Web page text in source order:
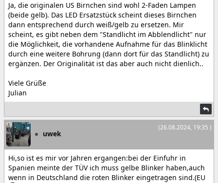
Ja, die originalen US Birnchen sind wohl 2-Faden Lampen
(beide gelb). Das LED Ersatzstück scheint dieses Birnchen
dann entsprechend durch weiß/gelb zu ersetzen. Mir
scheint, es gibt neben dem "Standlicht im Abblendlicht" nur
die Möglichkeit, die vorhandene Aufnahme für das Blinklicht
durch eine weitere Bohrung (dann dort für das Standlicht) zu
ergänzen. Der Originalität ist das aber auch nicht dienlich..
Viele Grüße
Julian
(26.08.2024, 19:35 )
uwek
Hi,so ist es mir vor Jahren ergangen:bei der Einfuhr in
Spanien meinte der TÜV ich muss gelbe Blinker haben,auch
wenn in Deutschland die roten Blinker eingetragen sind.(EU